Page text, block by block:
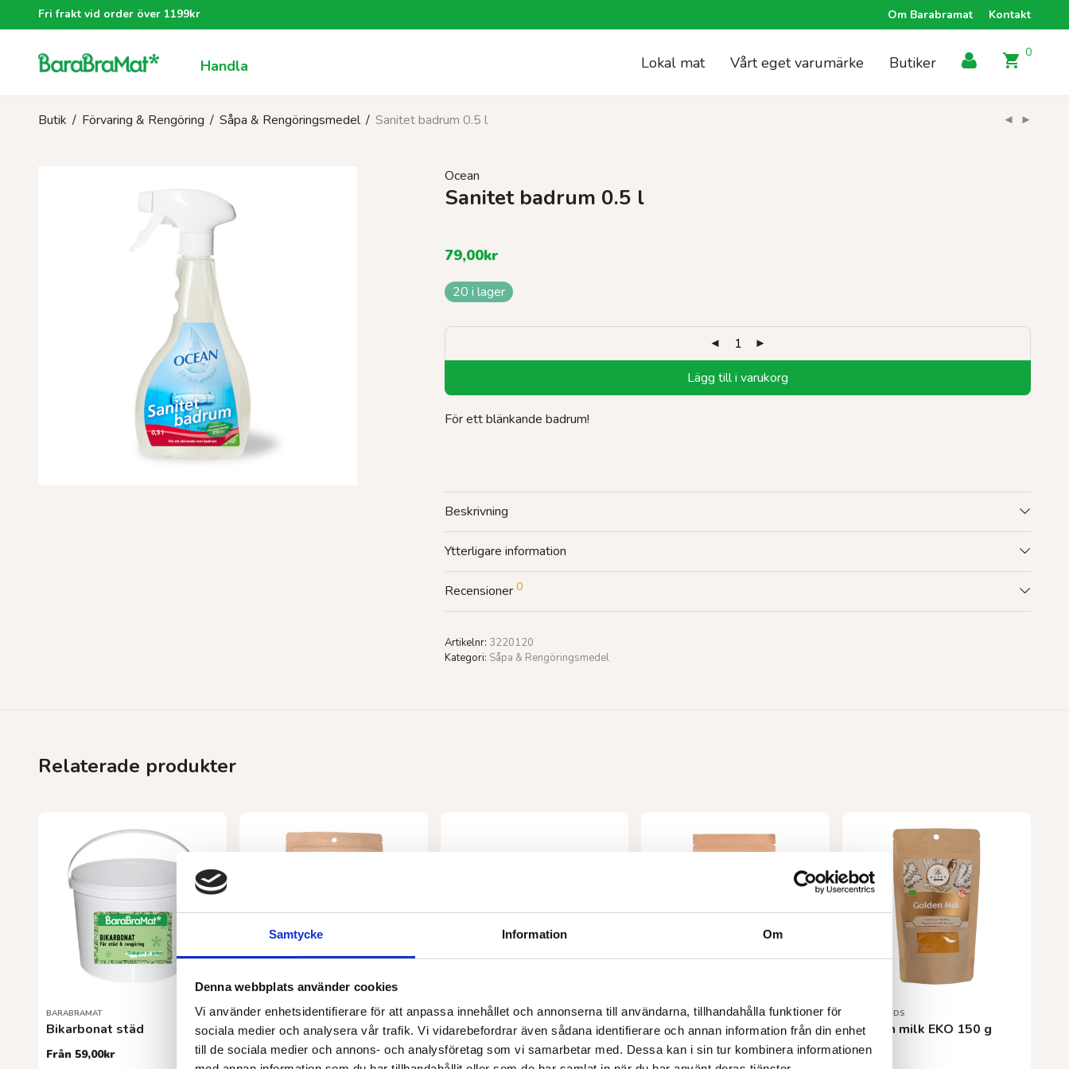
Samtycke Information Om
Denna webbplats använder cookies
Vi använder enhetsidentifierare för att anpassa innehållet och annonserna till användarna, tillhandahålla funktioner för
sociala medier och analysera vår trafik. Vi vidarebefordrar även sådana identifierare och annan information från din enhet
till de sociala medier och annons- och analysföretag som vi samarbetar med. Dessa kan i sin tur kombinera informationen
Fri frakt vid order över 1199kr Om Barabramat Kontakt
Handla Lokal mat Vårt eget varumärke Butiker
0
Butik / Förvaring & Rengöring / Såpa & Rengöringsmedel / Sanitet badrum 0.5 l
Ocean
Sanitet badrum 0.5 l
79,00kr
20 i lager
Lägg till i varukorg
För ett blänkande badrum!
Beskrivning
Ytterligare information
Recensioner 0
Artikelnr: 3220120
Kategori: Såpa & Rengöringsmedel
Relaterade produkter
BARABRAMAT
Bikarbonat städ
Från 59,00kr
ALIVE FOODS
Carob EKO 300 g
82,00kr
MAISTIC
Komposterbar påse 20 l
43,00kr
BARABRAMAT
Hampafrön skalade EKO
Från94,00kr
ALIVE FOODS
Golden milk EKO 150 g
56,00